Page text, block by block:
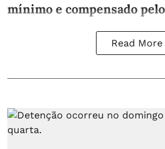
mínimo e compensado
Read More